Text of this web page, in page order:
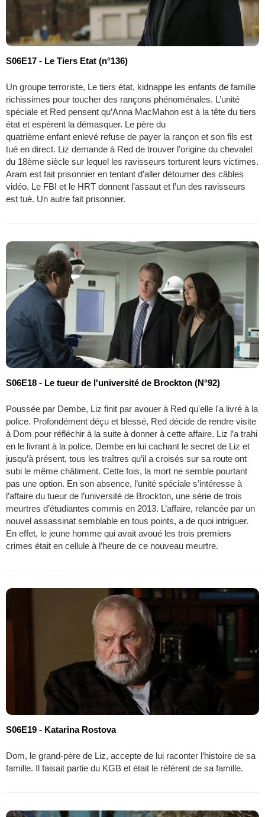
S06E17 - Le Tiers Etat (n°136)
Un groupe terroriste, Le tiers état, kidnappe les enfants de famille
richissimes pour toucher des rançons phénoménales. L’unité
spéciale et Red pensent qu’Anna MacMahon est à la tête du tiers
état et espèrent la démasquer. Le père du
quatrième enfant enlevé refuse de payer la rançon et son fils est
tué en direct. Liz demande à Red de trouver l’origine du chevalet
du 18ème siècle sur lequel les ravisseurs torturent leurs victimes.
Aram est fait prisonnier en tentant d’aller détourner des câbles
vidéo. Le FBI et le HRT donnent l’assaut et l’un des ravisseurs
est tué. Un autre fait prisonnier.
S06E18 - Le tueur de l'université de Brockton (N°92)
Poussée par Dembe, Liz finit par avouer à Red qu'elle l'a livré à la
police. Profondément déçu et blessé, Red décide de rendre visite
à Dom pour réfléchir à la suite à donner à cette affaire. Liz l’a trahi
en le livrant à la police, Dembe en lui cachant le secret de Liz et
jusqu’à présent, tous les traîtres qu’il a croisés sur sa route ont
subi le même châtiment. Cette fois, la mort ne semble pourtant
pas une option. En son absence, l’unité spéciale s’intéresse à
l’affaire du tueur de l’université de Brockton, une série de trois
meurtres d’étudiantes commis en 2013. L’affaire, relancée par un
nouvel assassinat semblable en tous points, a de quoi intriguer.
En effet, le jeune homme qui avait avoué les trois premiers
crimes était en cellule à l’heure de ce nouveau meurtre.
S06E19 - Katarina Rostova
Dom, le grand-père de Liz, accepte de lui raconter l’histoire de sa
famille. Il faisait partie du KGB et était le référent de sa famille.